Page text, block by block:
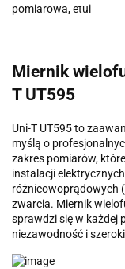
pomiarowa, etui
Miernik
T UT595
Uni-T UT595 to
myślą o
zakres pomiarów,
instalacji
różnicowoprądowych
zwarcia. Miernik
sprawdzi się w każdej
niezawodność i